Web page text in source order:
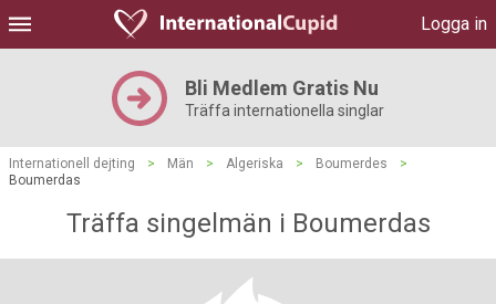
Logga in
Bli Medlem Gratis Nu
Träffa internationella singlar
Internationell dejting > Män > Algeriska > Boumerdes
>
Boumerdas
Träffa singelmän i Boumerdas